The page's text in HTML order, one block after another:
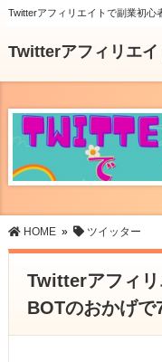
Twitterアフィリエイトで副業初心
Twitterアフィリエ
HOME» ツイッター
Twitterアフィ
BOTのおかげで